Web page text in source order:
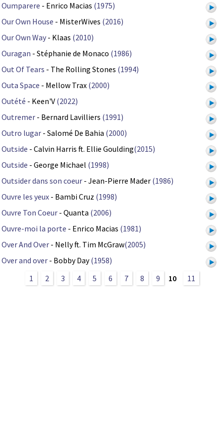
Oumparere - Enrico Macias (1975)
Our Own House - MisterWives (2016)
Our Own Way - Klaas (2010)
Ouragan - Stéphanie de Monaco (1986)
Out Of Tears - The Rolling Stones (1994)
Outa Space - Mellow Trax (2000)
Outété - Keen'V (2022)
Outremer - Bernard Lavilliers (1991)
Outro lugar - Salomé De Bahia (2000)
Outside - Calvin Harris ft. Ellie Goulding(2015)
Outside - George Michael (1998)
Outsider dans son coeur - Jean-Pierre Mader (1986)
Ouvre les yeux - Bambi Cruz (1998)
Ouvre Ton Coeur - Quanta (2006)
Ouvre-moi la porte - Enrico Macias (1981)
Over And Over - Nelly ft. Tim McGraw(2005)
Over and over - Bobby Day(1958)
1
2 3 4 5 6 7 8 9 10 11